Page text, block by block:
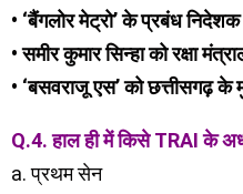
• ‘बैंगलोर मेट्रो’ के प्रबंध
• समीर कुमार सिन्हा को रक्षा
• ‘बसवराजू एस’ को छत्तीसगढ़ के
Q.4. हाल ही में किसे TRAI के
a. प्रथम सेन